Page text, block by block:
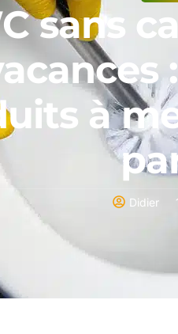
sans
à
Didier